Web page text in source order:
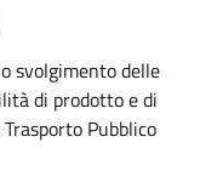
svolgimento delle
di prodotto e di
Pubblico